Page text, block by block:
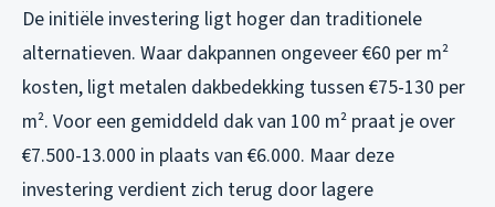
De initiële investering ligt hoger dan traditionele
alternatieven. Waar dakpannen ongeveer €60 per m²
kosten, ligt metalen dakbedekking tussen €75-130 per
m². Voor een gemiddeld dak van 100 m² praat je over
€7.500-13.000 in plaats van €6.000. Maar deze
investering verdient zich terug door lagere